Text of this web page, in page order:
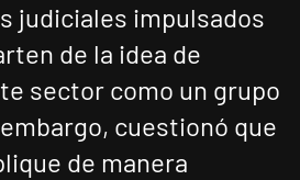
judiciales impulsados
de la idea de
sector como un grupo
cuestionó que
de manera